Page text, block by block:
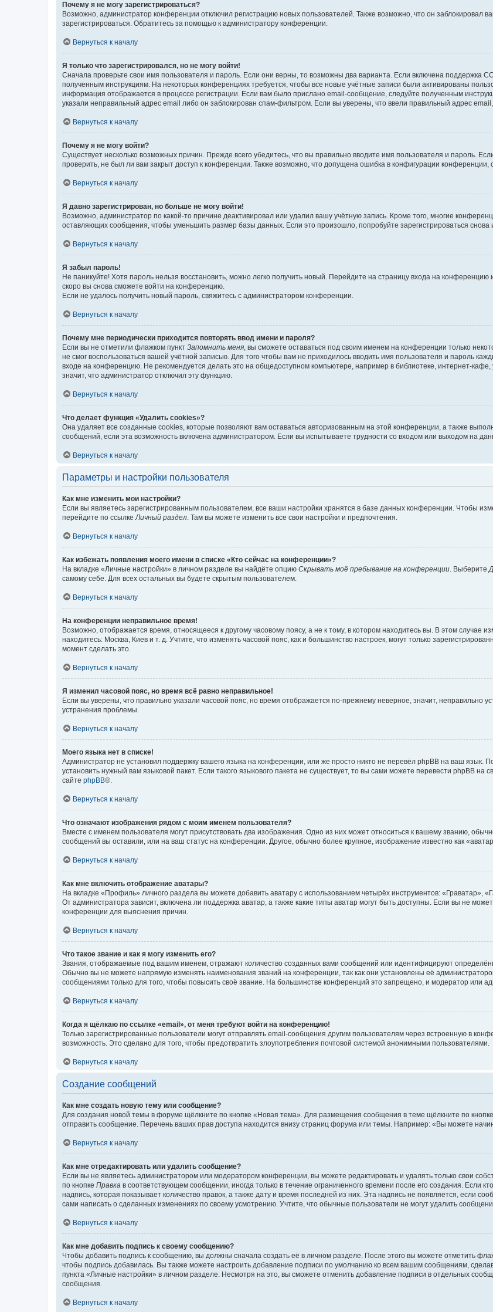
Почему я не могу зарегистрироваться?
Возможно, администратор конференции отключил регистрацию новых пользователей. Также возможно, что он заблокировал
зарегистрироваться. Обратитесь за помощью к администратору конференции.
Вернуться к началу
Я только что зарегистрировался, но не могу войти!
Сначала проверьте свои имя пользователя и пароль. Если они верны, то возможны два варианта. Если включена поддержка
полученным инструкциям. На некоторых конференциях требуется, чтобы все новые учётные записи были активированы
информация отображается в процессе регистрации. Если вам было прислано email-сообщение, следуйте полученным
указали неправильный адрес email либо он заблокирован спам-фильтром. Если вы уверены, что ввели правильный адрес
Вернуться к началу
Почему я не могу войти?
Существует несколько возможных причин. Прежде всего убедитесь, что вы правильно вводите имя пользователя и пароль.
проверить, не был ли вам закрыт доступ к конференции. Также возможно, что допущена ошибка в конфигурации конференции,
Вернуться к началу
Я давно зарегистрирован, но больше не могу войти!
Возможно, администратор по какой-то причине деактивировал или удалил вашу учётную запись. Кроме того, многие
оставляющих сообщения, чтобы уменьшить размер базы данных. Если это произошло, попробуйте зарегистрироваться снова и
Вернуться к началу
Я забыл пароль!
Не паникуйте! Хотя пароль нельзя восстановить, можно легко получить новый. Перейдите на страницу входа на конференцию
скоро вы снова сможете войти на конференцию.
Если не удалось получить новый пароль, свяжитесь с администратором конференции.
Вернуться к началу
Почему мне периодически приходится повторять ввод имени и пароля?
Если вы не отметили флажком пункт Запомнить меня, вы сможете оставаться под своим именем на конференции только
не смог воспользоваться вашей учётной записью. Для того чтобы вам не приходилось вводить имя пользователя и пароль
входе на конференцию. Не рекомендуется делать это на общедоступном компьютере, например в библиотеке, интернет-кафе,
значит, что администратор отключил эту функцию.
Вернуться к началу
Что делает функция «Удалить cookies»?
Она удаляет все созданные cookies, которые позволяют вам оставаться авторизованным на этой конференции, а также
сообщений, если эта возможность включена администратором. Если вы испытываете трудности со входом или выходом на
Вернуться к началу
Параметры и настройки пользователя
Как мне изменить мои настройки?
Если вы являетесь зарегистрированным пользователем, все ваши настройки хранятся в базе данных конференции. Чтобы
перейдите по ссылкеЛичный раздел. Там вы можете изменить все свои настройки и предпочтения.
Вернуться к началу
Как избежать появления моего имени в списке «Кто сейчас на конференции»?
На вкладке «Личные настройки» в личном разделе вы найдёте опцию Скрывать моё пребывание на конференции. Выберите
самому себе. Для всех остальных вы будете скрытым пользователем.
Вернуться к началу
На конференции неправильное время!
Возможно, отображается время, относящееся к другому часовому поясу, а не к тому, в котором находитесь вы. В этом случае
находитесь: Москва, Киев и т. д. Учтите, что изменять часовой пояс, как и большинство настроек, могут только
момент сделать это.
Вернуться к началу
Я изменил часовой пояс, но время всё равно неправильное!
Если вы уверены, что правильно указали часовой пояс, но время отображается по-прежнему неверное, значит, неправильно
устранения проблемы.
Вернуться к началу
Моего языка нет в списке!
Администратор не установил поддержку вашего языка на конференции, или же просто никто не перевёл phpBB на ваш язык.
установить нужный вам языковой пакет. Если такого языкового пакета не существует, то вы сами можете перевести phpBB
сайте phpBB®.
Вернуться к началу
Что означают изображения рядом с моим именем пользователя?
Вместе с именем пользователя могут присутствовать два изображения. Одно из них может относиться к вашему званию,
сообщений вы оставили, или на ваш статус на конференции. Другое, обычно более крупное, изображение известно как
Вернуться к началу
Как мне включить отображение аватары?
На вкладке «Профиль» личного раздела вы можете добавить аватару с использованием четырёх инструментов: «Граватар»,
От администратора зависит, включена ли поддержка аватар, а также какие типы аватар могут быть доступны. Если вы не
конференции для выяснения причин.
Вернуться к началу
Что такое звание и как я могу изменить его?
Звания, отображаемые под вашим именем, отражают количество созданных вами сообщений или идентифицируют
Обычно вы не можете напрямую изменять наименования званий на конференции, так как они установлены её
сообщениями только для того, чтобы повысить своё звание. На большинстве конференций это запрещено, и модератор или
Вернуться к началу
Когда я щёлкаю по ссылке «email», от меня требуют войти на конференцию!
Только зарегистрированные пользователи могут отправлять email-сообщения другим пользователям через встроенную в
возможность. Это сделано для того, чтобы предотвратить злоупотребления почтовой системой анонимными пользователями.
Вернуться к началу
Создание сообщений
Как мне создать новую тему или сообщение?
Для создания новой темы в форуме щёлкните по кнопке «Новая тема». Для размещения сообщения в теме щёлкните по
отправить сообщение. Перечень ваших прав доступа находится внизу страниц форума или темы. Например: «Вы можете
Вернуться к началу
Как мне отредактировать или удалить сообщение?
Если вы не являетесь администратором или модератором конференции, вы можете редактировать и удалять только свои
по кнопке Правка в соответствующем сообщении, иногда только в течение ограниченного времени после его создания. Если
надпись, которая показывает количество правок, а также дату и время последней из них. Эта надпись не появляется, если
сами написать о сделанных изменениях по своему усмотрению. Учтите, что обычные пользователи не могут удалить
Вернуться к началу
Как мне добавить подпись к своему сообщению?
Чтобы добавить подпись к сообщению, вы должны сначала создать её в личном разделе. После этого вы можете отметить
чтобы подпись добавилась. Вы также можете настроить добавление подписи по умолчанию ко всем вашим сообщениям,
пункта «Личные настройки» в личном разделе. Несмотря на это, вы сможете отменить добавление подписи в отдельных
сообщения.
Вернуться к началу